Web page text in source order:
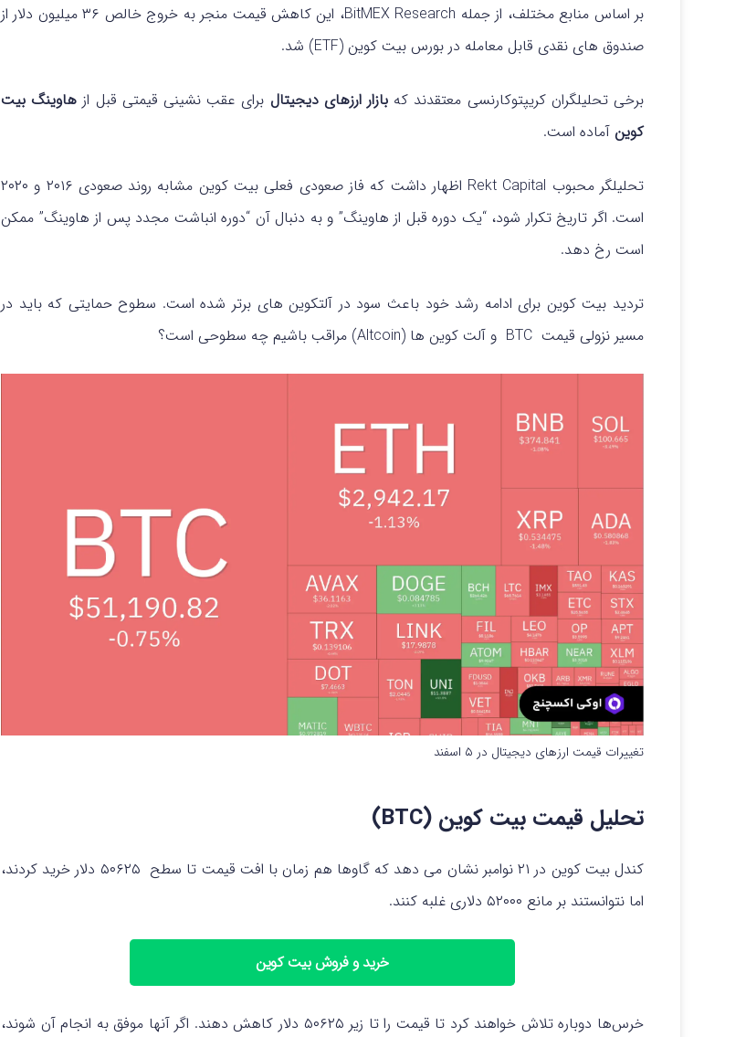
بر اساس منابع مختلف، از جمله BitMEX Research، این کاهش قیمت منجر به خروج خالص ۳۶ میلیون دلار از
صندوق های نقدی قابل معامله در بورس بیت کوین (ETF) شد.
برخی تحلیلگران کریپتوکارنسی معتقدند که بازار ارزهای دیجیتال برای عقب نشینی قیمتی قبل از هاوینگ بیت
کوین آماده است.
تحلیلگر محبوب Rekt Capital اظهار داشت که فاز صعودی فعلی بیت کوین مشابه روند صعودی ۲۰۱۶ و ۲۰۲۰
است. اگر تاریخ تکرار شود، “یک دوره قبل از هاوینگ” و به دنبال آن “دوره انباشت مجدد پس از هاوینگ” ممکن
است رخ دهد.
تردید بیت کوین برای ادامه رشد خود باعث سود در آلتکوین های برتر شده است. سطوح حمایتی که باید در
مسیر نزولی قیمت BTC و آلت کوین ها (Altcoin) مراقب باشیم چه سطوحی است؟
تغییرات قیمت ارزهای دیجیتال در ۵ اسفند
تحلیل قیمت بیت کوین (BTC)
کندل بیت کوین در ۲۱ نوامبر نشان می دهد که گاوها هم زمان با افت قیمت تا سطح ۵۰۶۲۵ دلار خرید کردند،
اما نتوانستند بر مانع ۵۲۰۰۰ دلاری غلبه کنند.
خرید و فروش بیت کوین
خرس‌ها دوباره تلاش خواهند کرد تا قیمت را تا زیر ۵۰۶۲۵ دلار کاهش دهند. اگر آنها موفق به انجام آن شوند،